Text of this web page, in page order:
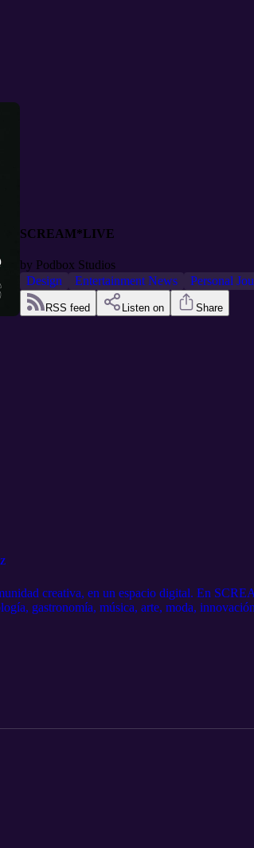
SCREAM*LIVE
by Podbox Studios
Design
Entertainment News Personal
RSS feed Listen on Share
creativa, en un espacio digital. En
gastronomía, música, arte, moda,
tinyurl.com/45txpt72 Instagram: https://